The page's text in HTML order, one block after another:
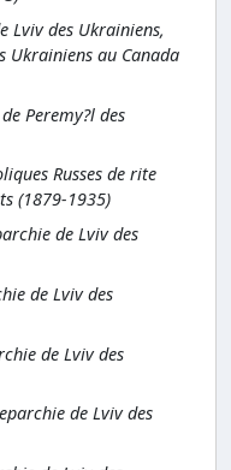
Lviv des Ukrainiens,
Ukrainiens au Canada
Peremy?l des
Russes de rite
(1879-1935)
de Lviv des
de Lviv des
de Lviv des
de Lviv des